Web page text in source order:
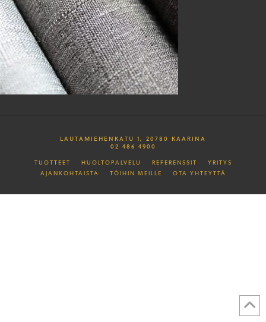
LAUTAMIEHENKATU 1, 20780 KAARINA
02 486 4900
TUOTTEET HUOLTOPALVELU REFERENSSIT
YRITYS
AJANKOHTAISTA
TÖIHIN MEILLE OTA YHTEYTTÄ